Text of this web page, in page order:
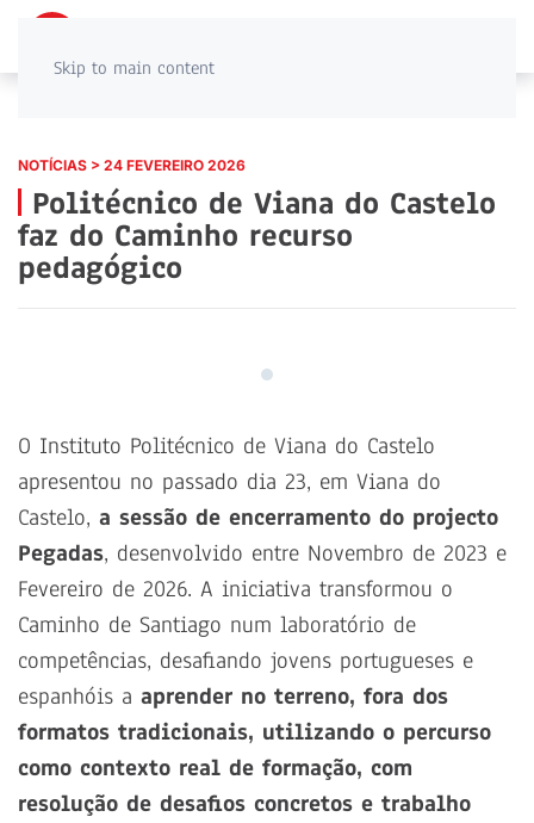
Skip to main content
NOTÍCIAS > 24 FEVEREIRO 2026
Politécnico de Viana do Castelo
faz do Caminho recurso
pedagógico
O Instituto Politécnico de Viana do Castelo
apresentou no passado dia 23, em Viana do
Castelo, a sessão de encerramento do projecto
Pegadas, desenvolvido entre Novembro de 2023 e
Fevereiro de 2026. A iniciativa transformou o
Caminho de Santiago num laboratório de
competências, desafiando jovens portugueses e
espanhóis a aprender no terreno, fora dos
formatos tradicionais, utilizando o percurso
como contexto real de formação, com
resolução de desafios concretos e trabalho